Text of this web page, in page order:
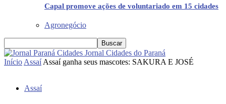
Capal promove ações de voluntariado em 15 cidades
Agronegócio
Jornal Cidades do Paraná
Início Assaí Assaí ganha seus mascotes: SAKURA E JOSÉ
Assaí